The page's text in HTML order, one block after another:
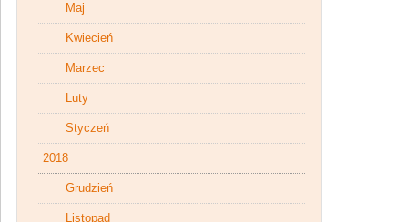
Maj
Kwiecień
Marzec
Luty
Styczeń
2018
Grudzień
Listopad